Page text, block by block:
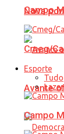
Nova
Avante
Campo
Cmeg/
Esporte
Tudo
Lazer
Campo